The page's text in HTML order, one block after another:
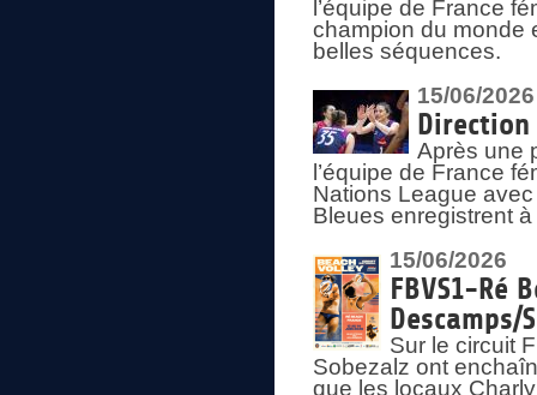
l’équipe de France
champion du monde
belles séquences.
15/06/2026
Après une
l’équipe de France
Nations League
Bleues enregistrent
15/06/2026
FBVS1-Ré
Descamps/
Sur le circuit
Sobezalz ont
que les locaux